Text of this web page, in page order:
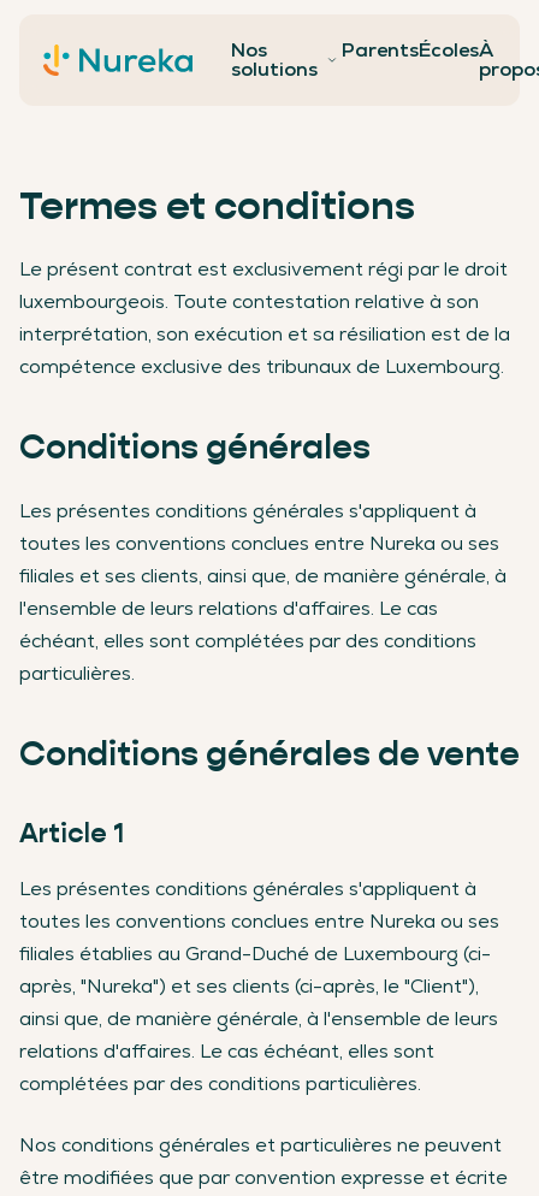
Nos
solutions
ParentsÉcolesÀ
Contact
Termes et conditions
Le présent contrat est exclusivement régi par le droit
luxembourgeois. Toute contestation relative à son
interprétation, son exécution et sa résiliation est de la
compétence exclusive des tribunaux de Luxembourg.
Conditions générales
Les présentes conditions générales s'appliquent à
toutes les conventions conclues entre Nureka ou ses
filiales et ses clients, ainsi que, de manière générale, à
l'ensemble de leurs relations d'affaires. Le cas
échéant, elles sont complétées par des conditions
particulières.
Conditions générales de vente
Article 1
Les présentes conditions générales s'appliquent à
toutes les conventions conclues entre Nureka ou ses
filiales établies au Grand-Duché de Luxembourg (ci-
après, "Nureka") et ses clients (ci-après, le "Client"),
ainsi que, de manière générale, à l'ensemble de leurs
relations d'affaires. Le cas échéant, elles sont
complétées par des conditions particulières.
Nos conditions générales et particulières ne peuvent
être modifiées que par convention expresse et écrite